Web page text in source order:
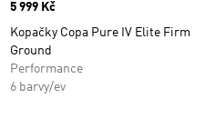
Price
5 999 Kč
Kopačky Copa Pure IV Elite Firm
Ground
Performance
6 barvy/ev